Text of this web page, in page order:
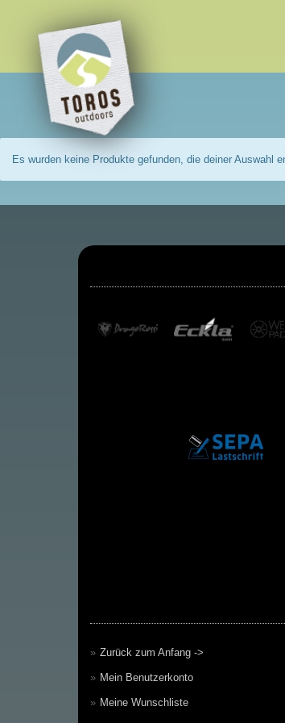
Es wurden keine Produkte gefunden, die deiner Auswahl
Zurück zum Anfang ->
Mein Benutzerkonto
Meine Wunschliste